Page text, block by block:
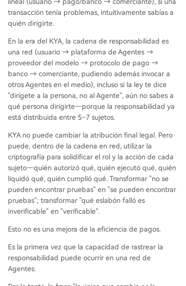
lineal (usuario → pago/banco → comerciante), si una
transacción tenía problemas, intuitivamente sabías a
quién dirigirte.
En la era del KYA, la cadena de responsabilidad es
una red (usuario → plataforma de Agentes →
proveedor del modelo → protocolo de pago →
banco → comerciante, pudiendo además invocar a
otros Agentes en el medio), incluso si la ley te dice
"dirígete a la persona, no al Agente", aún no sabes a
qué persona dirigirte—porque la responsabilidad ya
está distribuida entre 5–7 sujetos.
KYA no puede cambiar la atribución final legal. Pero
puede, dentro de la cadena en red, utilizar la
criptografía para solidificar el rol y la acción de cada
sujeto—quién autorizó qué, quién ejecutó qué, quién
liquidó qué, quién cumplió qué. Transformar "no se
pueden encontrar pruebas" en "se pueden encontrar
pruebas"; transformar "qué eslabón falló es
inverificable" en "verificable".
Esto no es una mejora de la eficiencia de pagos.
Es la primera vez que la capacidad de rastrear la
responsabilidad puede ocurrir en una red de
Agentes.